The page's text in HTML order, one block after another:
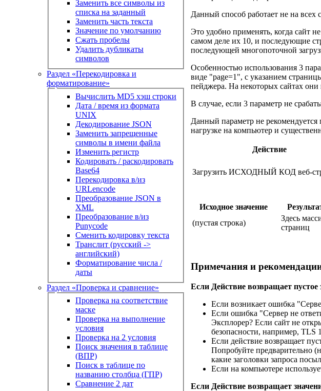
Заменить все символы из
списка на заданный
Заменить часть текста
Значение по умолчанию
Сжать пробелы
Удалить дубликаты
символов
Раздел «Перекодировка и
форматирование»
Вычислить MD5 хэш строки
Дата / время из формата
UNIX
Декодирование JSON
Заменить запрещенные
символы в имени файла
Изменить регистр
Кодировать / раскодировать
Base64
Перекодировка в/из
URLencode
Преобразование JSON в
XML
Преобразование в/из
Punycode
Сменить кодировку текста
Транслит (русский ->
английский)
Форматирование числа /
даты
Раздел «Проверка и сравнение»
Проверка на соответствие
маске
Проверка на выполнение
условия
Проверка на 2 условия
Поиск значения в таблице
(ВПР)
Поиск в таблице по
названию столбца (ГПР)
Сравнение 2 дат
Данный способ работает не на всех
Это удобно применять, когда сайт
самом деле их 10, и последующие
последующей многопоточной
Особенностью использования 3
виде "page=1", с указанием
пейджера. На некоторых сайтах они
В случае, если 3 параметр не
Данный параметр не
нагрузке на компьютер и
Действие
Загрузить ИСХОДНЫЙ КОД веб-
Исходное значение
(пустая строка)
Здесь
страниц
Примечания и
Если Действие возвращает пустое
Если возникает ошибка
Если ошибка "Сервер не
Эксплорер? Если сайт не
безопасности, например, TLS
Если действие возвращает
Попробуйте предварительно
какие заголовки запроса
Если на компьютере
Если Действие возвращает